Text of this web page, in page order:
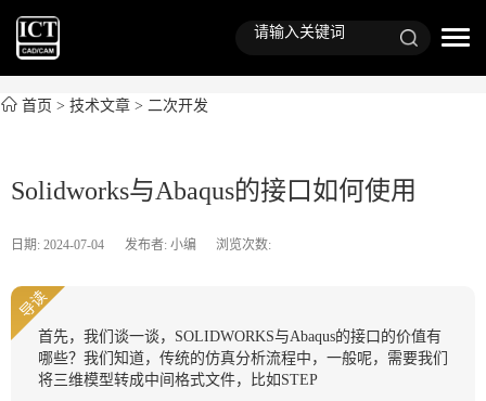
首页 > 技术文章 > 二次开发
Solidworks与Abaqus的接口如何使用
日期: 2024-07-04 发布者: 小编 浏览次数:
导读
首先，我们谈一谈，SOLIDWORKS与Abaqus的接口的价值有
哪些？我们知道，传统的仿真分析流程中，一般呢，需要我们
将三维模型转成中间格式文件，比如STEP